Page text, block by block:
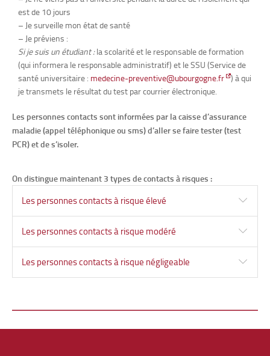
est de 10 jours
– Je surveille mon état de santé
– Je préviens :
Si je suis un étudiant :la scolarité et le responsable de formation
(qui informera le responsable administratif) et le SSU (Service de
santé universitaire : medecine-preventive@ubourgogne.fr ) à qui
je transmets le résultat du test par courrier électronique.
Les personnes contacts sont informées par la caisse d’assurance
maladie (appel téléphonique ou sms) d’aller se faire tester (test
PCR) et de s’isoler.
On distingue maintenant 3 types de contacts à risques :
Les personnes contacts à risque élevé
Les personnes contacts à risque modéré
Les personnes contacts à risque négligeable